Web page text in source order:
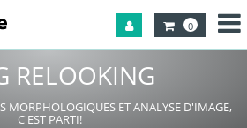
0
RELOOKING
MORPHOLOGIQUES ET ANALYSE D'IMAGE,
C'EST PARTI!